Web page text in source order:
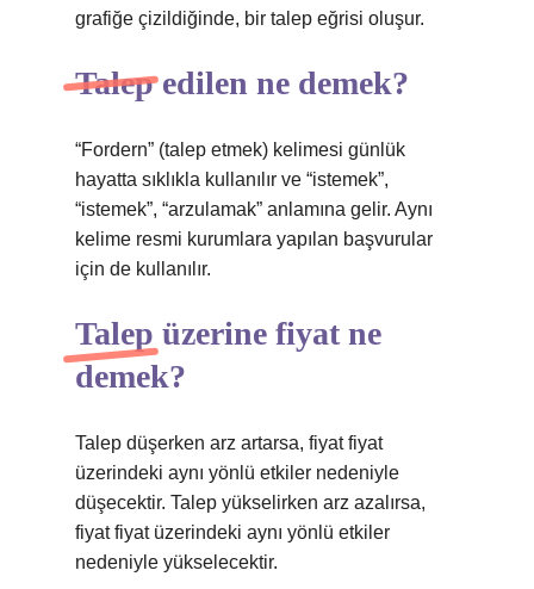
grafiğe çizildiğinde, bir talep eğrisi oluşur.
Talep edilen ne demek?
“Fordern” (talep etmek) kelimesi günlük
hayatta sıklıkla kullanılır ve “istemek”,
“istemek”, “arzulamak” anlamına gelir. Aynı
kelime resmi kurumlara yapılan başvurular
için de kullanılır.
Talep üzerine fiyat ne
demek?
Talep düşerken arz artarsa, fiyat fiyat
üzerindeki aynı yönlü etkiler nedeniyle
düşecektir. Talep yükselirken arz azalırsa,
fiyat fiyat üzerindeki aynı yönlü etkiler
nedeniyle yükselecektir.